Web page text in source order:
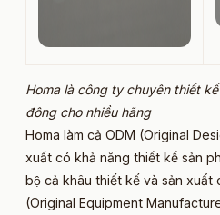
Homa là công ty chuyên thiết
đông cho nhiều hãng
Homa làm cả ODM (Original
xuất có khả năng thiết kế sản
bộ cả khâu thiết kế và sản xuất
(Original Equipment